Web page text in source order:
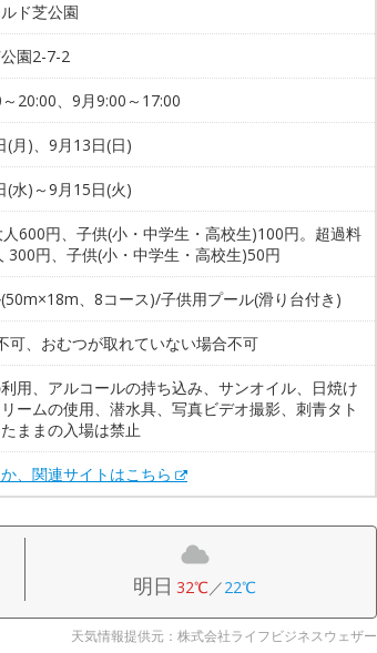
ド芝公園
園2-7-2
20:00、9月9:00～17:00
(月)、9月13日(日)
(水)～9月15日(火)
600円、子供(小・中学生・高校生)100円。超過料
300円、子供(小・中学生・高校生)50円
、8コース)/子供用プール(滑り台付き)
可、おむつが取れていない場合不可
用、アルコールの持ち込み、サンオイル、日焼け
ームの使用、潜水具、写真ビデオ撮影、刺青タト
ままの入場は禁止
、関連サイトはこちら
明日 32℃／22℃
天気情報提供元：株式会社ライフビジネスウェザー